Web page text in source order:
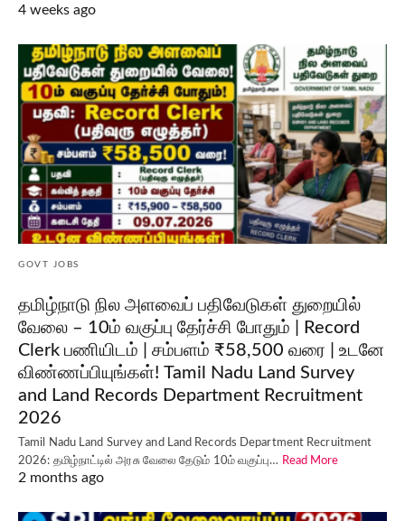
4 weeks ago
GOVT JOBS
தமிழ்நாடு நில அளவைப் பதிவேடுகள் துறையில்
வேலை – 10ம் வகுப்பு தேர்ச்சி போதும் | Record
Clerk பணியிடம் | சம்பளம் ₹58,500 வரை | உடனே
விண்ணப்பியுங்கள்! Tamil Nadu Land Survey
and Land Records Department Recruitment
2026
Tamil Nadu Land Survey and Land Records Department Recruitment
2026: தமிழ்நாட்டில் அரசு வேலை தேடும் 10ம் வகுப்பு… Read More
2 months ago